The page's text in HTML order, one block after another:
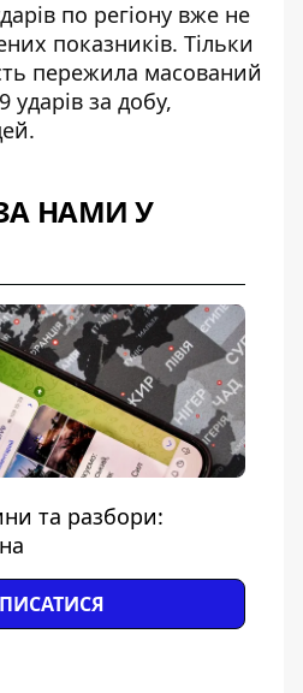
по регіону вже не
показників. Тільки
пережила масований
ударів за добу,
.
НАМИ У
та разбори: